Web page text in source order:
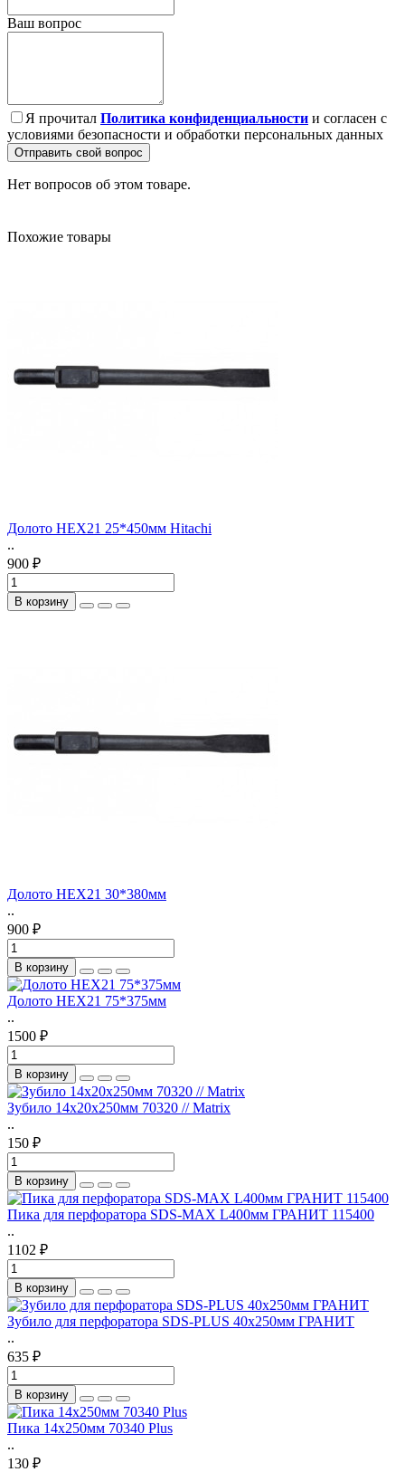
Ваш вопрос
Я прочитал Политика конфиденциальности и согласен с
условиями безопасности и обработки персональных данных
Отправить свой вопрос
Нет вопросов об этом товаре.
Похожие товары
Долото HEX21 25*450мм Hitachi
..
900 ₽
В корзину
Долото HEX21 30*380мм
..
900 ₽
В корзину
Долото HEX21 75*375мм
..
1500 ₽
В корзину
Зубило 14х20х250мм 70320 // Matrix
..
150 ₽
В корзину
Пика для перфоратора SDS-MAX L400мм ГРАНИТ 115400
..
1102 ₽
В корзину
Зубило для перфоратора SDS-PLUS 40х250мм ГРАНИТ
..
635 ₽
В корзину
Пика 14х250мм 70340 Plus
..
130 ₽